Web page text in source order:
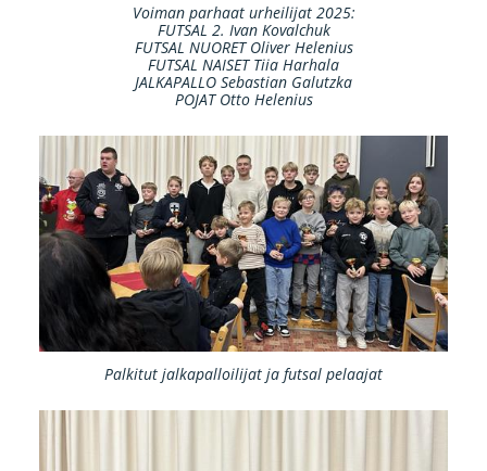
Voiman parhaat urheilijat 2025:
FUTSAL 2. Ivan Kovalchuk
FUTSAL NUORET Oliver Helenius
FUTSAL NAISET Tiia Harhala
JALKAPALLO Sebastian Galutzka
POJAT Otto Helenius
Palkitut jalkapalloilijat ja futsal pelaajat